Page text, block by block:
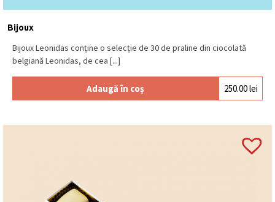
Bijoux
Bijoux Leonidas conține o selecție de 30 de praline din ciocolată
belgiană Leonidas, de cea [...]
Adaugă în coș 250.00lei